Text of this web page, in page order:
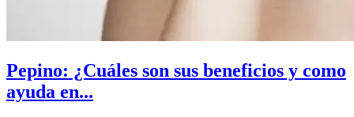
Pepino: ¿Cuáles son sus beneficios y como
ayuda en...